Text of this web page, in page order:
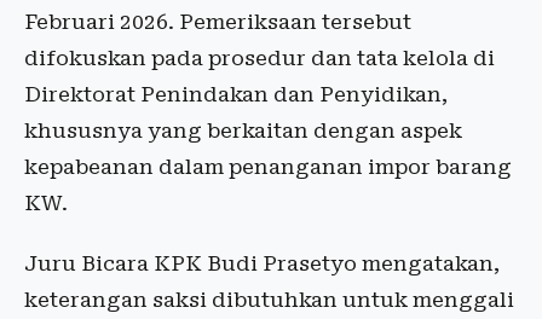
Februari 2026. Pemeriksaan tersebut
difokuskan pada prosedur dan tata kelola di
Direktorat Penindakan dan Penyidikan,
khususnya yang berkaitan dengan aspek
kepabeanan dalam penanganan impor barang
KW.
Juru Bicara KPK Budi Prasetyo mengatakan,
keterangan saksi dibutuhkan untuk menggali